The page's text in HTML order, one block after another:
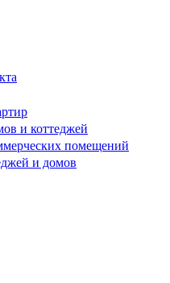
и коттеджей
помещений
и домов